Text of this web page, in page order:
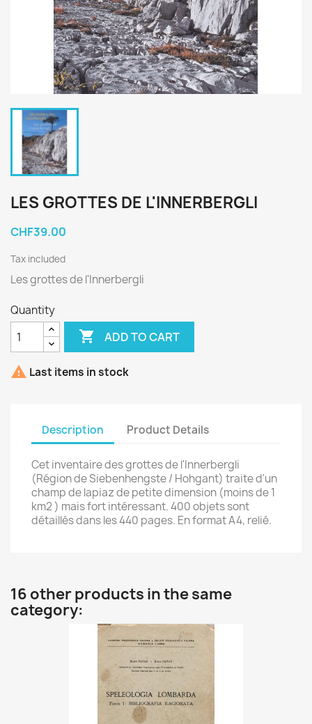
LES GROTTES DE L'INNERBERGLI
CHF39.00
Tax included
Les grottes de l'Innerbergli
Quantity
 ADD TO CART
 Last items in stock
Description Product Details
Cet inventaire des grottes de l'Innerbergli
(Région de Siebenhengste / Hohgant) traite d'un
champ de lapiaz de petite dimension (moins de 1
km2 ) mais fort intéressant. 400 objets sont
détaillés dans les 440 pages. En format A4, relié.
16 other products in the same
category: